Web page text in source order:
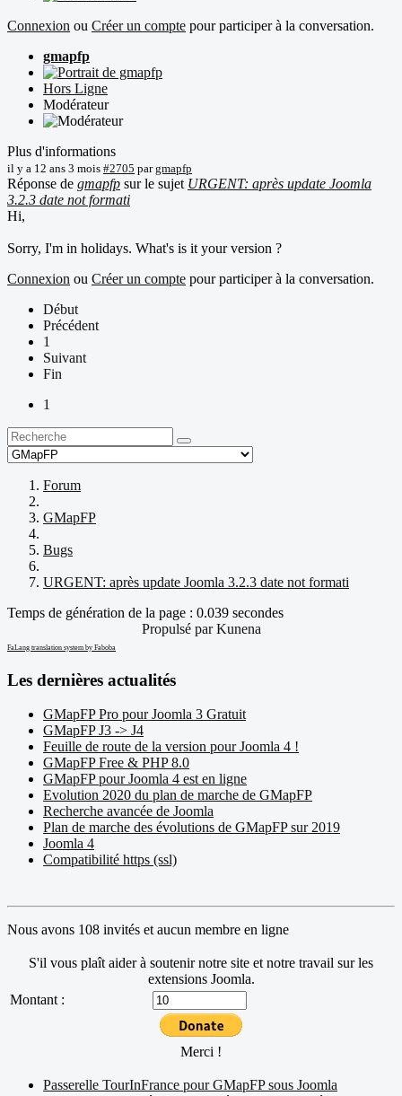
Connexion ou Créer un compte pour participer à la conversation.
gmapfp
Hors Ligne
Modérateur
Plus d'informations
il y a 12 ans 3 mois #2705 pargmapfp
Réponse de gmapfp sur le sujet URGENT: après update Joomla
3.2.3 date not formati
Hi,
Sorry, I'm in holidays. What's is it your version ?
Connexion ou Créer un compte pour participer à la conversation.
Début
Précédent
1
Suivant
Fin
1
Forum
GMapFP
Bugs
URGENT: après update Joomla 3.2.3 date not formati
Temps de génération de la page : 0.039 secondes
Propulsé parKunena
FaLang translation system by Faboba
Les dernières actualités
GMapFP Pro pour Joomla 3 Gratuit
GMapFP J3 -> J4
Feuille de route de la version pour Joomla 4 !
GMapFP Free & PHP 8.0
GMapFP pour Joomla 4 est en ligne
Evolution 2020 du plan de marche de GMapFP
Recherche avancée de Joomla
Plan de marche des évolutions de GMapFP sur 2019
Joomla 4
Compatibilité https (ssl)
Nous avons 108 invités et aucun membre en ligne
S'il vous plaît aider à soutenir notre site et notre travail sur les
extensions Joomla.
Montant :
Merci !
Passerelle TourInFrance pour GMapFP sous Joomla